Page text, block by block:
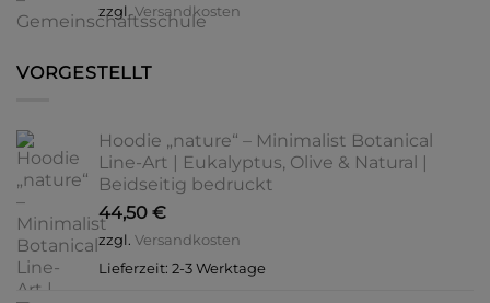
zzgl.Versandkosten
VORGESTELLT
Hoodie „nature“ – Minimalist Botanical
Line-Art | Eukalyptus, Olive & Natural |
Beidseitig bedruckt
44,50 €
zzgl. Versandkosten
Lieferzeit: 2-3 Werktage